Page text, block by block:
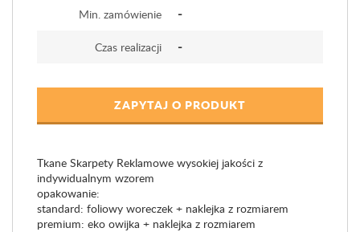
Min. zamówienie -
Czas realizacji -
ZAPYTAJ O PRODUKT
Tkane Skarpety Reklamowe wysokiej jakości z
indywidualnym wzorem
opakowanie:
standard: foliowy woreczek + naklejka z rozmiarem
premium: eko owijka + naklejka z rozmiarem